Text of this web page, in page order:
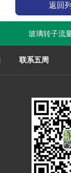
返回
玻璃转子流量
联系五周